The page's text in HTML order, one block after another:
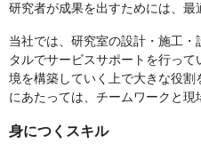
研究者が成果を出すためには、最
当社では、研究室の設計・施工
タルでサービスサポートを行っ
境を構築していく上で大きな役割
にあたっては、チームワークと現
身につくスキル